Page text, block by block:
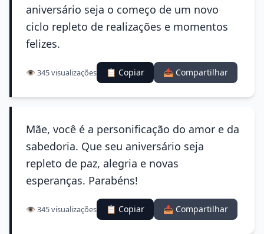
aniversário seja o começo de um novo
ciclo repleto de realizações e momentos
felizes.
👁️ 345 visualizações 📋 Copiar 📤 Compartilhar
Mãe, você é a personificação do amor e da
sabedoria. Que seu aniversário seja
repleto de paz, alegria e novas
esperanças. Parabéns!
👁️ 345 visualizações 📋 Copiar 📤 Compartilhar